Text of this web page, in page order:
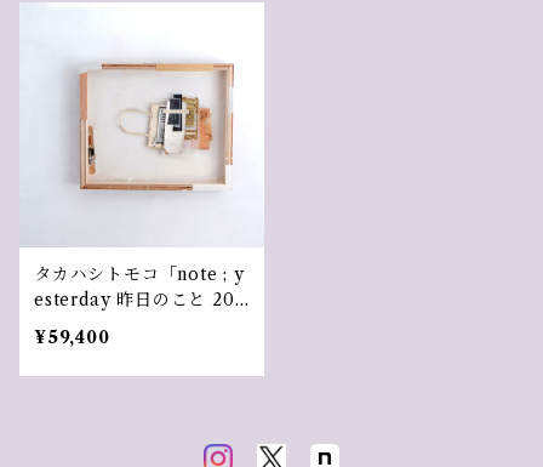
タカハシトモコ「note ; y
esterday 昨日のこと 202
00313～月のお出迎え」
¥59,400